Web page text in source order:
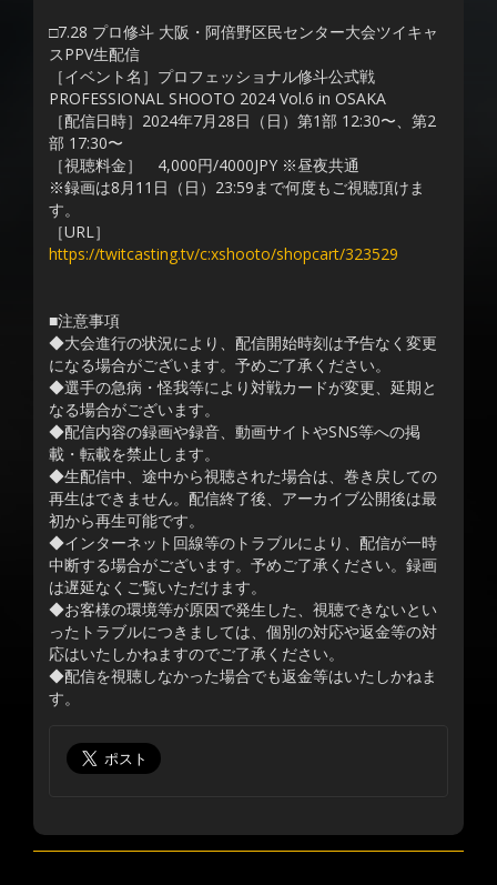
□7.28 プロ修斗 大阪・阿倍野区民センター大会ツイキャ
スPPV生配信
［イベント名］プロフェッショナル修斗公式戦
PROFESSIONAL SHOOTO 2024 Vol.6 in OSAKA
［配信日時］2024年7月28日（日）第1部 12:30〜、第2
部 17:30〜
［視聴料金］ 4,000円/4000JPY ※昼夜共通
※録画は8月11日（日）23:59まで何度もご視聴頂けま
す。
［URL］
https://twitcasting.tv/c:xshooto/shopcart/323529
■注意事項
◆大会進行の状況により、配信開始時刻は予告なく変更
になる場合がございます。予めご了承ください。
◆選手の急病・怪我等により対戦カードが変更、延期と
なる場合がございます。
◆配信内容の録画や録音、動画サイトやSNS等への掲
載・転載を禁止します。
◆生配信中、途中から視聴された場合は、巻き戻しての
再生はできません。配信終了後、アーカイブ公開後は最
初から再生可能です。
◆インターネット回線等のトラブルにより、配信が一時
中断する場合がございます。予めご了承ください。録画
は遅延なくご覧いただけます。
◆お客様の環境等が原因で発生した、視聴できないとい
ったトラブルにつきましては、個別の対応や返金等の対
応はいたしかねますのでご了承ください。
◆配信を視聴しなかった場合でも返金等はいたしかねま
す。